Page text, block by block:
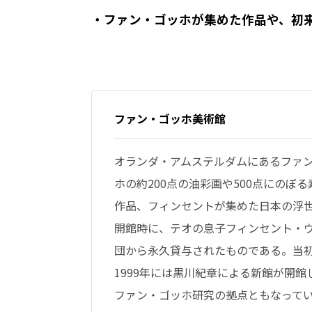
・ファン・ゴッホが集めた作品や、
ファン・ゴッホ美術館
オランダ・アムステルダムにあるファ
ホの約200点の油彩画や500点にのぼ
作品、フィンセントが集めた日本の浮
開館時に、テオの息子フィンセント・
団から永久貸与されたものである。当
1999年には黒川紀章による新館が開
ファン・ゴッホ研究の拠点ともなって